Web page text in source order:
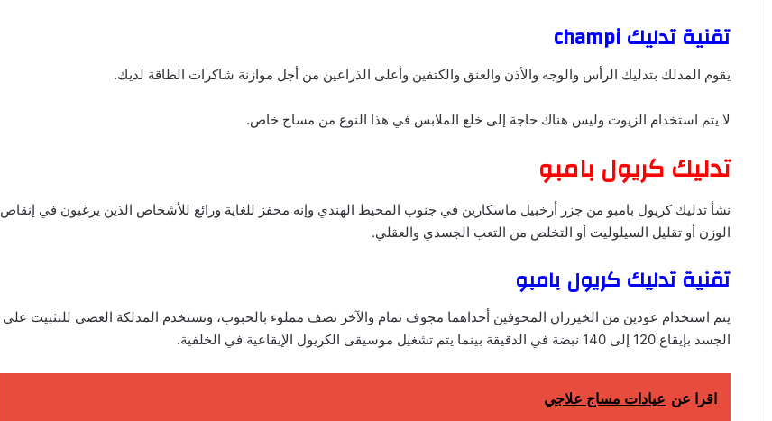
تقنية تدليك champi
يقوم المدلك بتدليك الرأس والوجه والأذن والعنق والكتفين وأعلى الذراعين من أجل موازنة شاكرات الطاقة لديك.
لا يتم استخدام الزيوت وليس هناك حاجة إلى خلع الملابس في هذا النوع من مساج خاص.
تدليك كريول بامبو
نشأ تدليك كريول بامبو من جزر أرخبيل ماسكارين في جنوب المحيط الهندي وإنه محفز للغاية ورائع للأشخاص الذين يرغبون في إنقاص
الوزن أو تقليل السيلوليت أو التخلص من التعب الجسدي والعقلي.
تقنية تدليك كريول بامبو
يتم استخدام عودين من الخيزران المحوفين أحداهما مجوف تمام والآخر نصف مملوء بالحبوب، وتستخدم المدلكة العصى للتثبيت على
الجسد بإيقاع 120 إلى 140 نبضة في الدقيقة بينما يتم تشغيل موسيقى الكريول الإيقاعية في الخلفية.
اقرا عن عيادات مساج علاجي